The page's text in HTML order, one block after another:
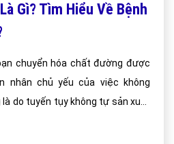
Gì? Tìm Hiểu Về Bệnh
chuyển hóa chất đường được
nhân chủ yếu của việc không
do tuyến tụy không tự sản xuất